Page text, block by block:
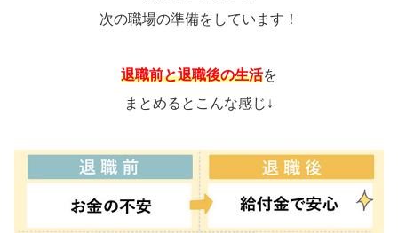
次の職場の準備をしています！
退職前と退職後の生活を
まとめるとこんな感じ↓